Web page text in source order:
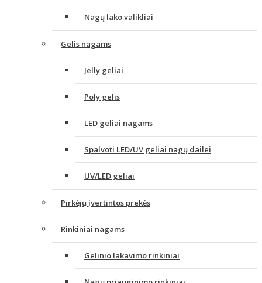
Nagų lako valikliai
Gelis nagams
Jelly geliai
Poly gelis
LED geliai nagams
Spalvoti LED/UV geliai nagų dailei
UV/LED geliai
Pirkėjų įvertintos prekės
Rinkiniai nagams
Gelinio lakavimo rinkiniai